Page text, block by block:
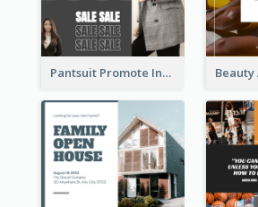
Pantsuit Promote Instagram Post